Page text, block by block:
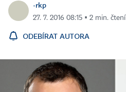
-rkp
27. 7. 2016 08:15 ▪ 2 min. čtení
ODEBÍRAT AUTORA